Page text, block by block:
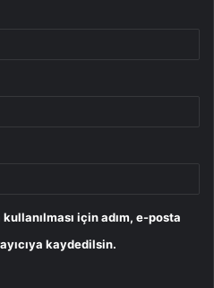
için adım, e-posta
kaydedilsin.